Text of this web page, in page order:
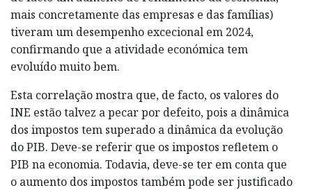
mais concretamente das empresas e das famílias)
tiveram um desempenho excecional em 2024,
confirmando que a atividade económica tem
evoluído muito bem.
Esta correlação mostra que, de facto, os valores do
INE estão talvez a pecar por defeito, pois a dinâmica
dos impostos tem superado a dinâmica da evolução
do PIB. Deve-se referir que os impostos refletem o
PIB na economia. Todavia, deve-se ter em conta que
o aumento dos impostos também pode ser justificado